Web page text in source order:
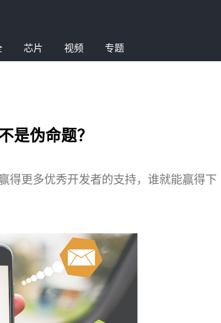
芯片 视频 专题
是伪命题？
得更多优秀开发者的支持，谁就能赢得下